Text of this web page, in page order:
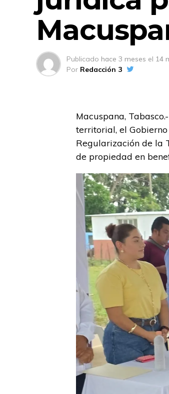
Publicado hace 3 meses el 14
Por Redacción 3
Macuspana,
territorial, el
Regularización de la
de propiedad en